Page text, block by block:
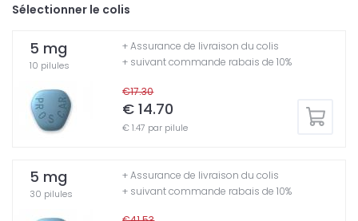
Sélectionner le colis
5 mg
10 pilules
€17.30
€ 14.70
€ 1.47 par pilule
+ Assurance de livraison du colis
+ suivant commande rabais de 10%
5 mg
30 pilules
+ Assurance de livraison du colis
+ suivant commande rabais de 10%